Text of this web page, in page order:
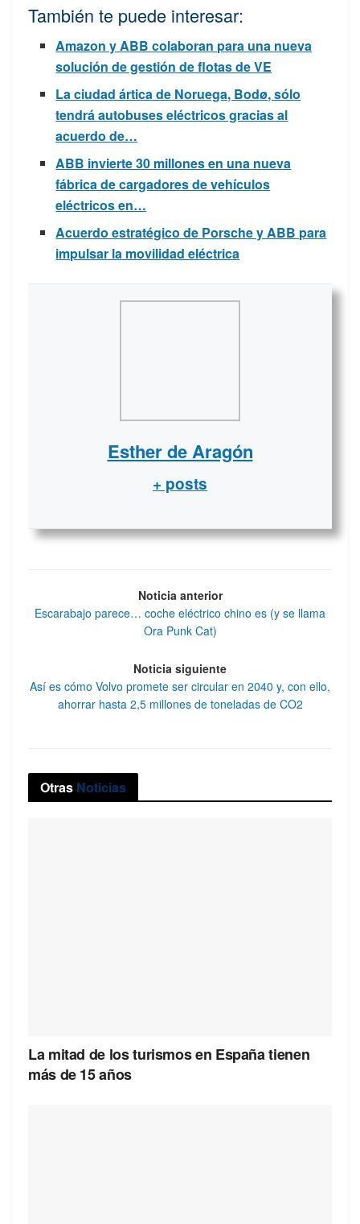
También te puede interesar:
Amazon y ABB colaboran para una nueva
solución de gestión de flotas de VE
La ciudad ártica de Noruega, Bodø, sólo
tendrá autobuses eléctricos gracias al
acuerdo de…
ABB invierte 30 millones en una nueva
fábrica de cargadores de vehículos
eléctricos en…
Acuerdo estratégico de Porsche y ABB para
impulsar la movilidad eléctrica
Esther de Aragón
+ posts
Noticia anterior
Escarabajo parece… coche eléctrico chino es (y se llama
Ora Punk Cat)
Noticia siguiente
Así es cómo Volvo promete ser circular en 2040 y, con ello,
ahorrar hasta 2,5 millones de toneladas de CO2
Otras Noticias
La mitad de los turismos en España tienen
más de 15 años